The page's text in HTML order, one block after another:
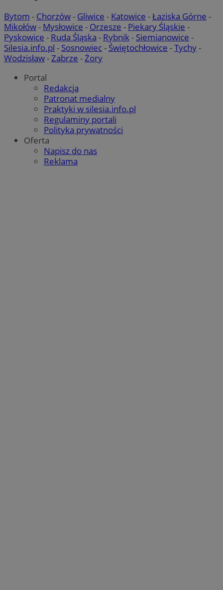
Bytom - Chorzów- Gliwice - Katowice -Łaziska Górne -
Mikołów- Mysłowice - Orzesze - Piekary Śląskie -
Pyskowice - Ruda Śląska - Rybnik- Siemianowice -
Silesia.info.pl - Sosnowiec- Świętochłowice -Tychy-
Wodzisław-Zabrze -Żory
Portal
Redakcja
Patronat medialny
Praktyki w silesia.info.pl
Regulaminy portali
Polityka prywatności
Oferta
Napisz do nas
Reklama